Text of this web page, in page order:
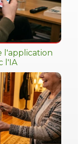
l'application
l'IA